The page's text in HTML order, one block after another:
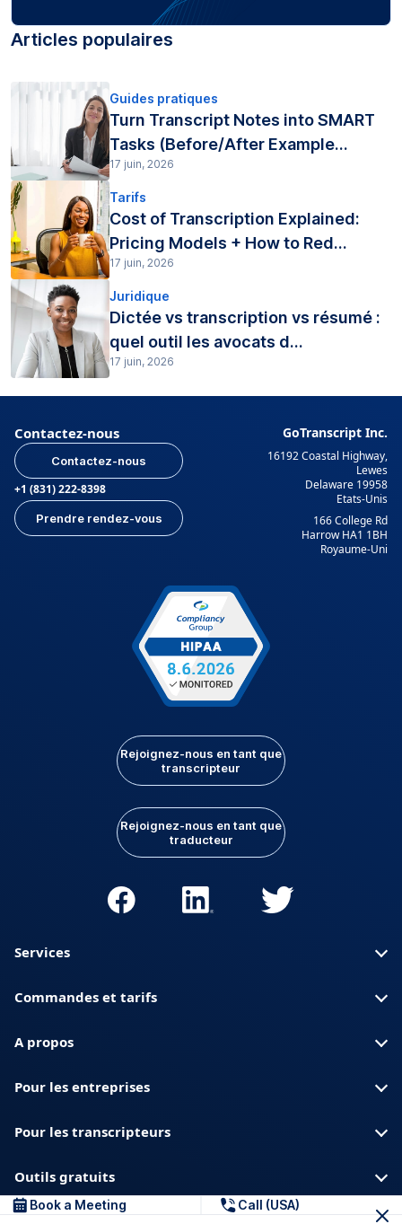
Articles populaires
Guides pratiques
Turn Transcript Notes into SMART
Tasks (Before/After Example...
17 juin, 2026
Tarifs
Cost of Transcription Explained:
Pricing Models + How to Red...
17 juin, 2026
Juridique
Dictée vs transcription vs résumé :
quel outil les avocats d...
17 juin, 2026
Contactez-nous
Contactez-nous
+1 (831) 222-8398
Prendre rendez-vous
GoTranscript Inc.
16192 Coastal Highway,
Lewes
Delaware 19958
Etats-Unis
166 College Rd
Harrow HA1 1BH
Royaume-Uni
Rejoignez-nous en tant que
transcripteur
Rejoignez-nous en tant que
traducteur
Services
Commandes et tarifs
A propos
Pour les entreprises
Pour les transcripteurs
Outils gratuits
Book a Meeting Call (USA)